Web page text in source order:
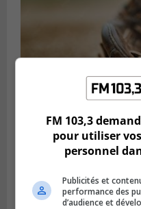
LONGUEUIL
Publié le 5 août 2026 à 08h38
Les Ducs
FM 103,3
pour utiliser
personnel
Publicités et
performance des
d’audience et